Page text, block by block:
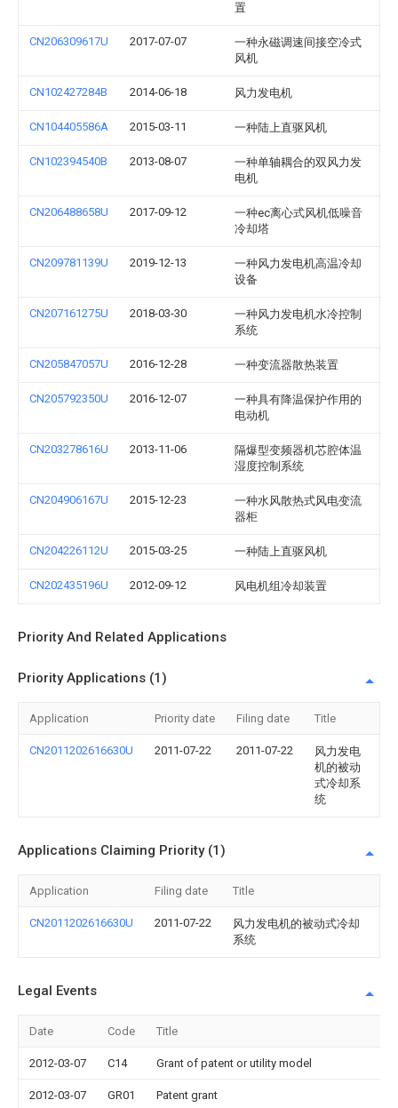
置
CN206309617U 2017-07-07
一种永磁调速间接空冷式
风机
CN102427284B 2014-06-18 风力发电机
CN104405586A 2015-03-11 一种陆上直驱风机
CN102394540B 2013-08-07
一种单轴耦合的双风力发
电机
CN206488658U 2017-09-12
一种ec离心式风机低噪音
冷却塔
CN209781139U 2019-12-13
一种风力发电机高温冷却
设备
CN207161275U 2018-03-30
一种风力发电机水冷控制
系统
CN205847057U 2016-12-28 一种变流器散热装置
CN205792350U 2016-12-07
一种具有降温保护作用的
电动机
CN203278616U 2013-11-06
隔爆型变频器机芯腔体温
湿度控制系统
CN204906167U 2015-12-23
一种水风散热式风电变流
器柜
CN204226112U 2015-03-25 一种陆上直驱风机
CN202435196U 2012-09-12 风电机组冷却装置
Priority And Related Applications
Priority Applications (1)
Application Priority date Filing date Title
CN2011202616630U 2011-07-22 2011-07-22
风力发电
机的被动
式冷却系
统
Applications Claiming Priority (1)
Application Filing date Title
CN2011202616630U 2011-07-22
风力发电机的被动式冷却
系统
Legal Events
Date Code Title
2012-03-07 C14 Grant of patent or utility model
2012-03-07 GR01 Patent grant